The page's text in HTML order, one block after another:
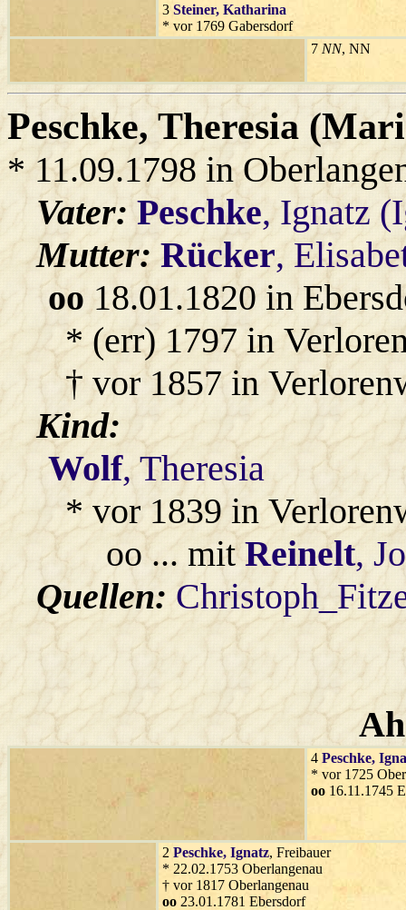
3 Steiner, Katharina
* vor 1769 Gabersdorf
7 NN, NN
Peschke, Theresia
* 11.09.1798 in
Vater:Peschke, Ignatz
Mutter:Rücker,
oo 18.01.1820 in
* (err) 1797 in
† vor 1857 in
Kind:
Wolf, Theresia
* vor 1839 in
oo ... mitReinelt,
Quellen:
4 Peschke,
* vor 1725
oo 16.11.1745
2 Peschke, Ignatz, Freibauer
* 22.02.1753 Oberlangenau
† vor 1817 Oberlangenau
oo 23.01.1781 Ebersdorf